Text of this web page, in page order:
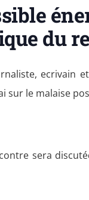
du
ecrivain
sur le malaise
sera